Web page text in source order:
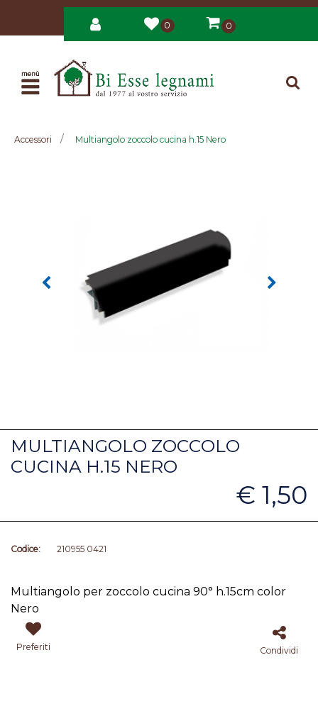
0 0
Open
Accessori Multiangolo zoccolo cucina h.15 Nero
MULTIANGOLO ZOCCOLO
CUCINA H.15 NERO
€ 1,50
Codice: 210955 0421
Multiangolo per zoccolo cucina 90° h.15cm color
Nero
Preferiti Condividi